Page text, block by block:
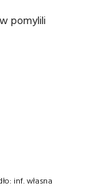
pomylili
inf. własna